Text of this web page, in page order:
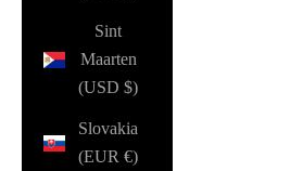
Sint
Maarten
(USD $)
Slovakia
(EUR €)